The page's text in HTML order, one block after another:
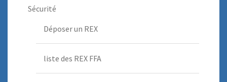
Sécurité
Déposer un REX
liste des REX FFA